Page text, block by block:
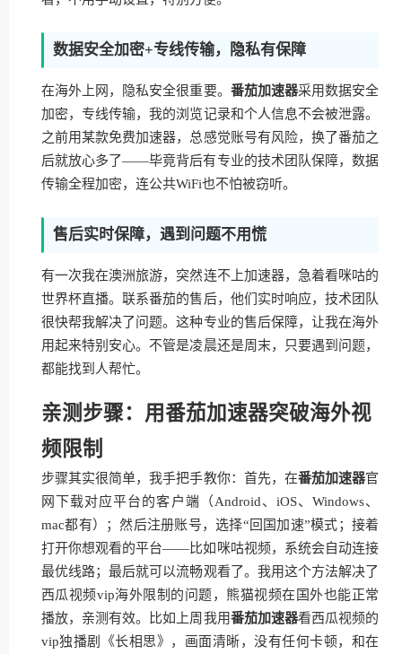
数据安全加密+专线传输，隐私有保障
在海外上网，隐私安全很重要。 番茄加速器采用数据安全
加密，专线传输，我的浏览记录和个人信息不会被泄露。
之前用某款免费加速器，总感觉账号有风险，换了番茄之
后就放心多了——毕竟背后有专业的技术团队保障，数据
传输全程加密，连公共WiFi也不怕被窃听。
售后实时保障，遇到问题不用慌
有一次我在澳洲旅游，突然连不上加速器，急着看咪咕的
世界杯直播。联系番茄的售后，他们实时响应，技术团队
很快帮我解决了问题。这种专业的售后保障，让我在海外
用起来特别安心。不管是凌晨还是周末，只要遇到问题，
都能找到人帮忙。
亲测步骤：用番茄加速器突破海外视
频限制
步骤其实很简单，我手把手教你：首先，在番茄加速器官
网下载对应平台的客户端（Android、iOS、Windows、
mac都有）；然后注册账号，选择“回国加速”模式；接着
打开你想观看的平台——比如咪咕视频，系统会自动连接
最优线路；最后就可以流畅观看了。我用这个方法解决了
西瓜视频vip海外限制的问题，熊猫视频在国外也能正常
播放，亲测有效。比如上周我用番茄加速器看西瓜视频的
vip独播剧《长相思》，画面清晰，没有任何卡顿，和在